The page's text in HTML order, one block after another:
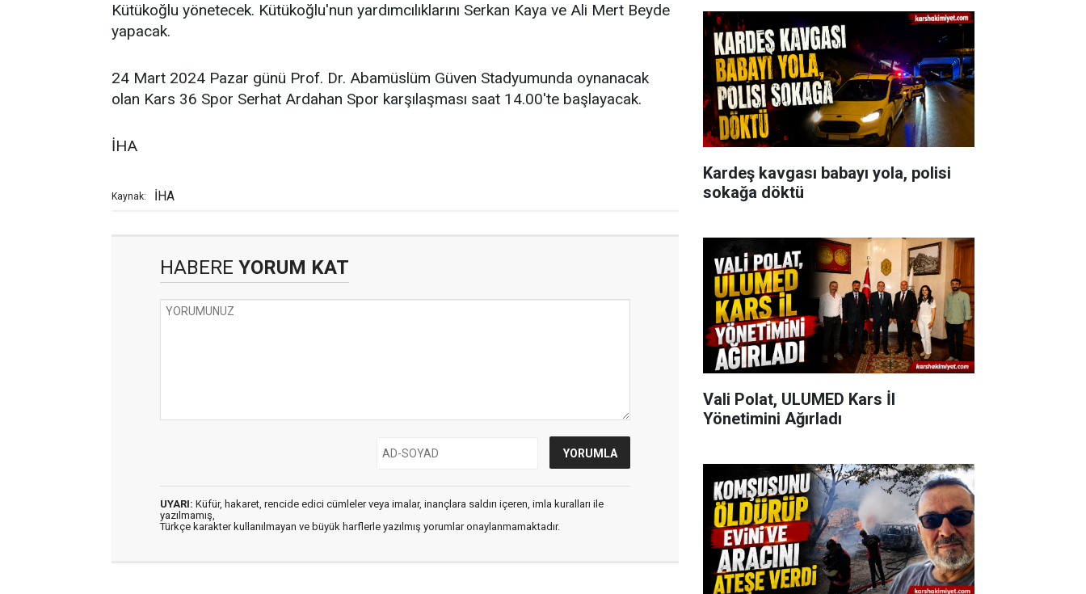
Kütükoğlu yönetecek. Kütükoğlu'nun yardımcılıklarını Serkan Kaya ve Ali Mert Beyde
yapacak.
24 Mart 2024 Pazar günü Prof. Dr. Abamüslüm Güven Stadyumunda oynanacak
olan Kars 36 Spor Serhat Ardahan Spor karşılaşması saat 14.00'te başlayacak.
İHA
Kaynak: İHA
HABERE YORUM KAT
UYARI: Küfür, hakaret, rencide edici cümleler veya imalar, inançlara saldırı içeren, imla kuralları ile
yazılmamış,
Türkçe karakter kullanılmayan ve büyük harflerle yazılmış yorumlar onaylanmamaktadır.
Kardeş kavgası babayı yola, polisi
sokağa döktü
Vali Polat, ULUMED Kars İl
Yönetimini Ağırladı